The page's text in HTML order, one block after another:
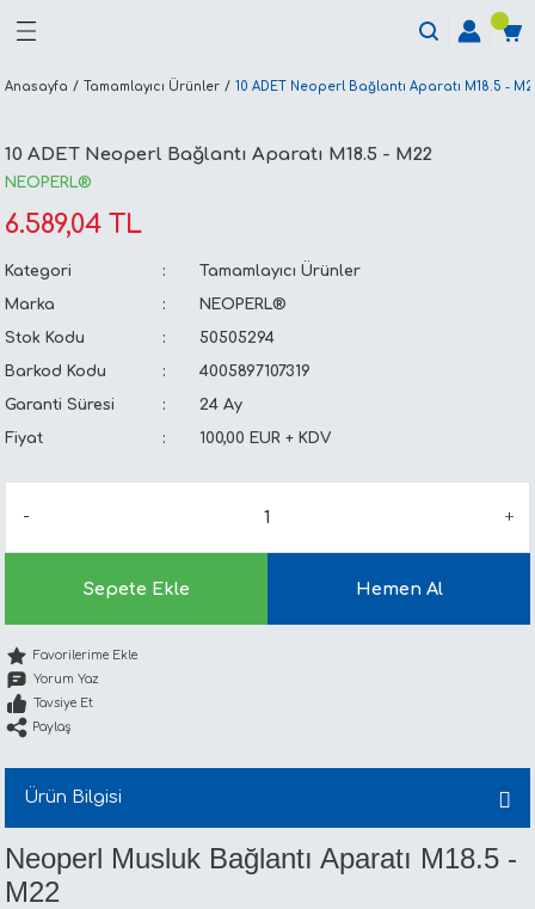
Anasayfa Tamamlayıcı Ürünler 10 ADET Neoperl Bağlantı Aparatı M18.5 -
10 ADET Neoperl Bağlantı Aparatı M18.5 - M22
NEOPERL®
6.589,04 TL
Kategori
Tamamlayıcı Ürünler
Marka
NEOPERL®
Stok Kodu
50505294
Barkod Kodu
4005897107319
Garanti Süresi
24 Ay
Fiyat
100,00 EUR + KDV
Sepete Ekle Hemen Al
Yorum Yaz
Tavsiye Et
Paylaş
Ürün Bilgisi
Neoperl Musluk Bağlantı Aparatı M18.5 -
M22